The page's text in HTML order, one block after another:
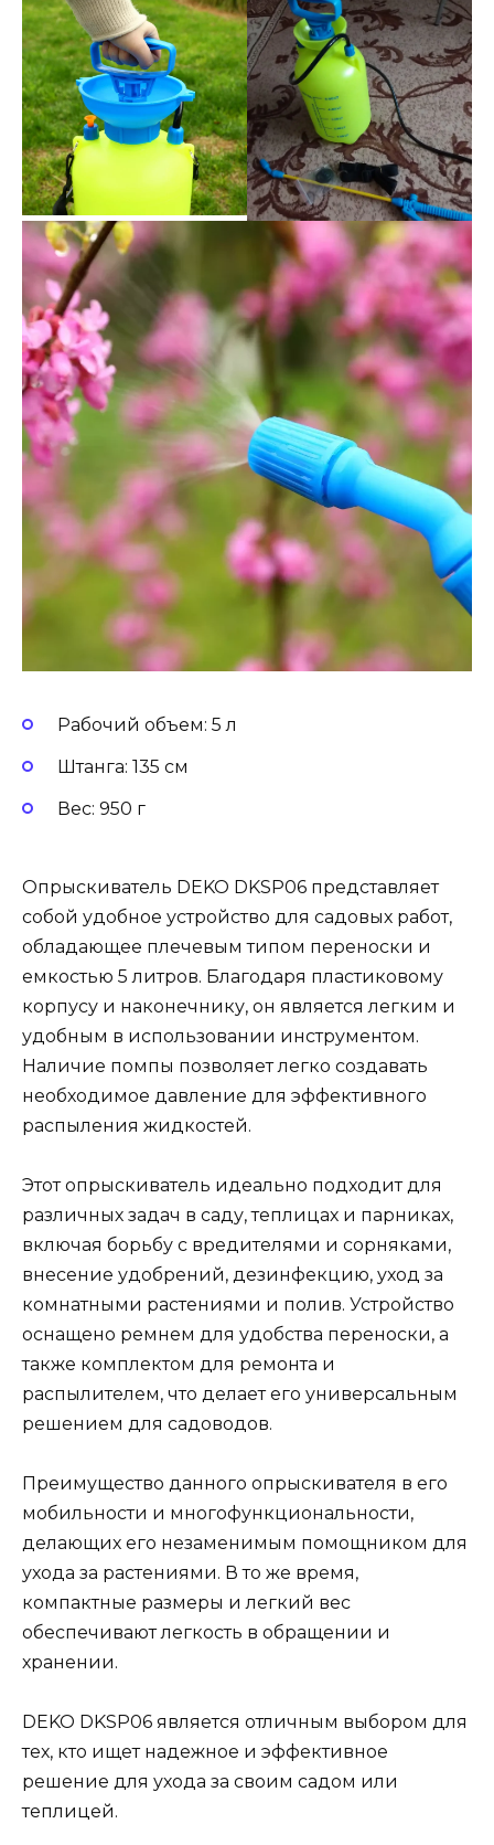
Рабочий объем: 5 л
Штанга: 135 см
Вес: 950 г
Опрыскиватель DEKO DKSP06 представляет
собой удобное устройство для садовых работ,
обладающее плечевым типом переноски и
емкостью 5 литров. Благодаря пластиковому
корпусу и наконечнику, он является легким и
удобным в использовании инструментом.
Наличие помпы позволяет легко создавать
необходимое давление для эффективного
распыления жидкостей.
Этот опрыскиватель идеально подходит для
различных задач в саду, теплицах и парниках,
включая борьбу с вредителями и сорняками,
внесение удобрений, дезинфекцию, уход за
комнатными растениями и полив. Устройство
оснащено ремнем для удобства переноски, а
также комплектом для ремонта и
распылителем, что делает его универсальным
решением для садоводов.
Преимущество данного опрыскивателя в его
мобильности и многофункциональности,
делающих его незаменимым помощником для
ухода за растениями. В то же время,
компактные размеры и легкий вес
обеспечивают легкость в обращении и
хранении.
DEKO DKSP06 является отличным выбором для
тех, кто ищет надежное и эффективное
решение для ухода за своим садом или
теплицей.